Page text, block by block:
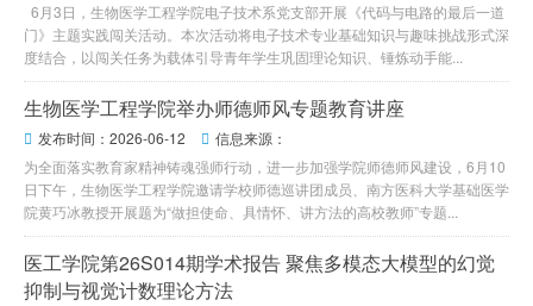
6月3日，生物医学工程学院电子技术系党支部开展《代码与电路的最后一道
门》主题实践闯关活动。本次活动将电子技术专业基础知识与趣味挑战形式深
度结合，以闯关任务为载体引导青年学生巩固理论知识、锤炼动手能...
生物医学工程学院举办师德师风专题教育讲座
 发布时间：2026-06-12  信息来源：
为全面落实教育家精神铸魂强师行动，进一步加强学院师德师风建设，6月10
日下午，生物医学工程学院邀请学校师德巡讲团成员、南方医科大学基础医学
院黄巧冰教授开展题为“做担使命、具情怀、讲方法的高校教师”专题...
医工学院第26S014期学术报告 聚焦多模态大模型的幻觉
抑制与视觉计数理论方法